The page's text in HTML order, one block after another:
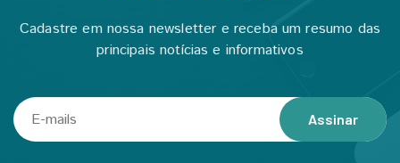
Cadastre em nossa newsletter e receba um resumo das
principais notícias e informativos
Assinar